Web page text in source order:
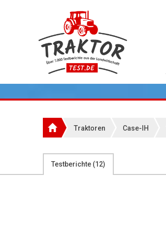
Traktoren Case-IH
Testberichte (12)